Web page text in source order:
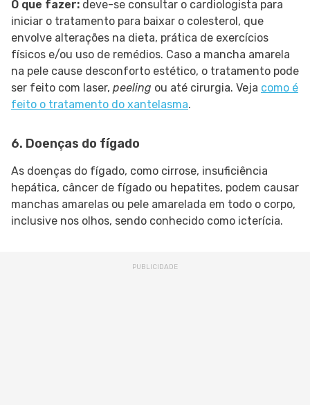
O que fazer: deve-se consultar o cardiologista para
iniciar o tratamento para baixar o colesterol, que
envolve alterações na dieta, prática de exercícios
físicos e/ou uso de remédios. Caso a mancha amarela
na pele cause desconforto estético, o tratamento pode
ser feito com laser, peeling ou até cirurgia. Veja como é
feito o tratamento do xantelasma.
6. Doenças do fígado
As doenças do fígado, como cirrose, insuficiência
hepática, câncer de fígado ou hepatites, podem causar
manchas amarelas ou pele amarelada em todo o corpo,
inclusive nos olhos, sendo conhecido como icterícia.